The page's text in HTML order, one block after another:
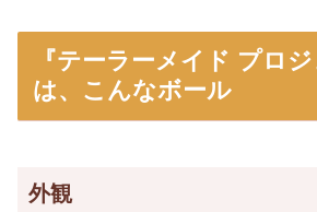
『テーラーメイド プロジ
は、こんなボール
外観